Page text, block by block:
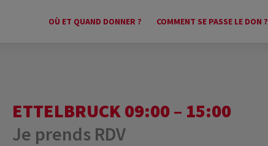
OÙ ET QUAND DONNER ? COMMENT SE PASSE LE DON ?
ETTELBRUCK 09:00 – 15:00
Je prends RDV